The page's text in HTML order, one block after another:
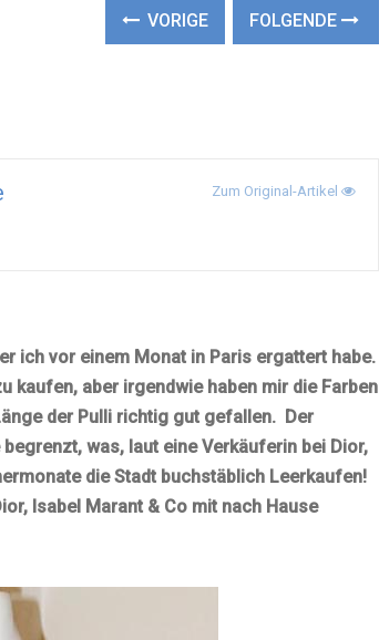
VORIGE FOLGENDE
Zum Original-Artikel
ich vor einem Monat in Paris ergattert habe.
kaufen, aber irgendwie haben mir die Farben
der Pulli richtig gut gefallen. Der
was, laut eine Verkäuferin bei Dior,
die Stadt buchstäblich Leerkaufen!
Isabel Marant & Co mit nach Hause